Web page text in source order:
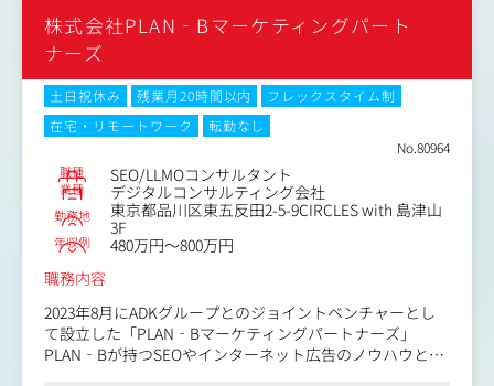
ントの事業成長を牽引する。そんな次世代のデジタルマー
ケターを求めています。
あなたの卓越したSEOスキルが、次の時代のデファクトス
タンダードを創る力になります。 正解のない黎明期に、私
たちと共にAI検索の未来を創り、世の中に大きなインパク
【業務内容】
LLMO（Large Language Model Optimization）コンサルタ
ントとして、生成AIが検索体験の核となる未来において、
クライアントのビジネスがユーザーから「見つけられ、選
ばれる」ための新しい最適化戦略を立案し、実行を支援し
ます。
これは単なる「検索ハック」ではありません。ブランドの
価値をAIに「理解」させ、ユーザーに「推奨」させるため
株式会社PLAN‐Bマーケティングパート
ナーズ
土日祝休み 残業月20時間以内
フレックスタイム制
在宅・リモートワーク
転勤なし
No.80964
職種 SEO/LLMOコンサルタント
業種 デジタルコンサルティング会社
勤務地
東京都品川区東五反田2-5-9CIRCLES with 島津山
3F
年収例
480万円～800万円
職務内容
2023年8月にADKグループとのジョイントベンチャーとし
て設立した「PLAN‐Bマーケティングパートナーズ」
PLAN‐Bが持つSEOやインターネット広告のノウハウと、